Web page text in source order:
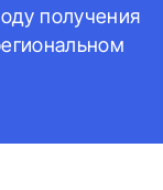
получения